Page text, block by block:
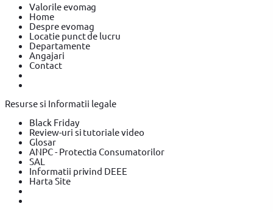
Valorile evomag
Home
Despre evomag
Locatie punct de lucru
Departamente
Angajari
Contact
Resurse si Informatii legale
Black Friday
Review-uri si tutoriale video
Glosar
ANPC - Protectia Consumatorilor
SAL
Informatii privind DEEE
Harta Site